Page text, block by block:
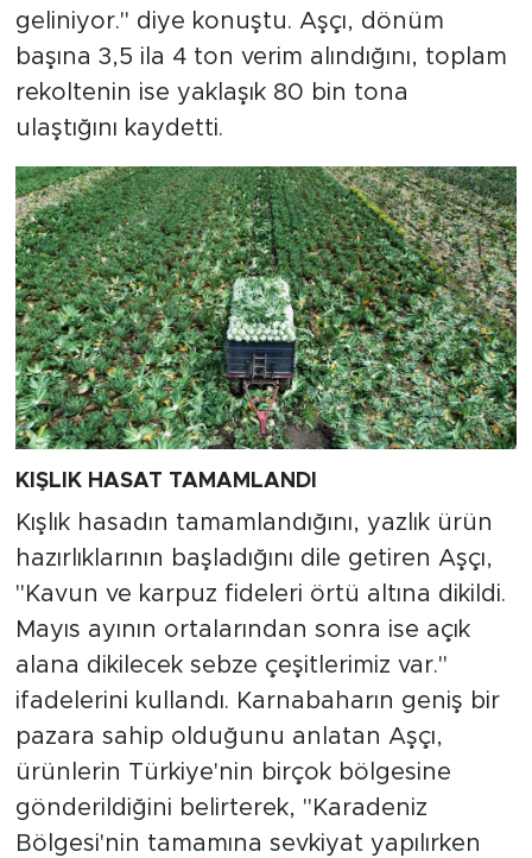
geliniyor." diye konuştu. Aşçı, dönüm
başına 3,5 ila 4 ton verim alındığını, toplam
rekoltenin ise yaklaşık 80 bin tona
ulaştığını kaydetti.
KIŞLIK HASAT TAMAMLANDI
Kışlık hasadın tamamlandığını, yazlık ürün
hazırlıklarının başladığını dile getiren Aşçı,
"Kavun ve karpuz fideleri örtü altına dikildi.
Mayıs ayının ortalarından sonra ise açık
alana dikilecek sebze çeşitlerimiz var."
ifadelerini kullandı. Karnabaharın geniş bir
pazara sahip olduğunu anlatan Aşçı,
ürünlerin Türkiye'nin birçok bölgesine
gönderildiğini belirterek, "Karadeniz
Bölgesi'nin tamamına sevkiyat yapılırken